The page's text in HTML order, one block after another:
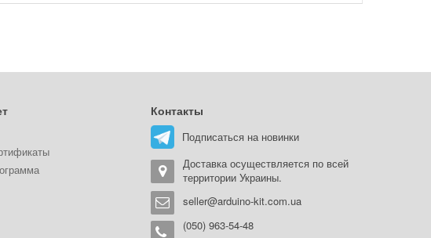
Контакты
Подписаться на новинки
Доставка осуществляется по всей
территории Украины.
seller@arduino-kit.com.ua
(050) 963-54-48